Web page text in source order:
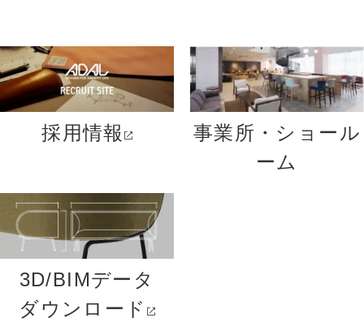
採用情報
事業所・ショール
ーム
3D/BIMデータ
ダウンロード